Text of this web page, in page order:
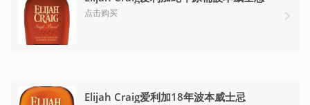
点击购买
Elijah Craig爱利加18年波本威士忌